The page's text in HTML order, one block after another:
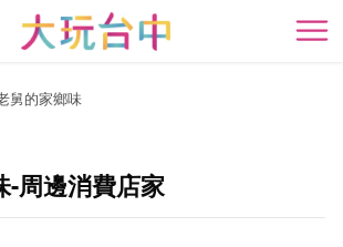
開
舅的家鄉味
-周邊消費店家